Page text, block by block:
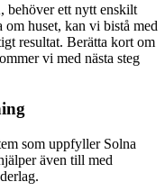
behöver ett nytt enskilt
huset, kan vi bistå med
resultat. Berätta kort om
vi med nästa steg
som uppfyller Solna
även till med